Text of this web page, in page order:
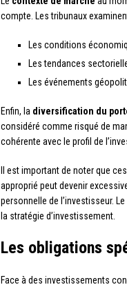
compte. Les tribunaux
Les conditions
Les tendances
Les événements
Enfin, la diversification du
considéré comme risqué de
cohérente avec le profil de
Il est important de noter que
approprié peut devenir
personnelle de l’investisseur.
la stratégie d’investissement.
Les obligations
Face à des investissements